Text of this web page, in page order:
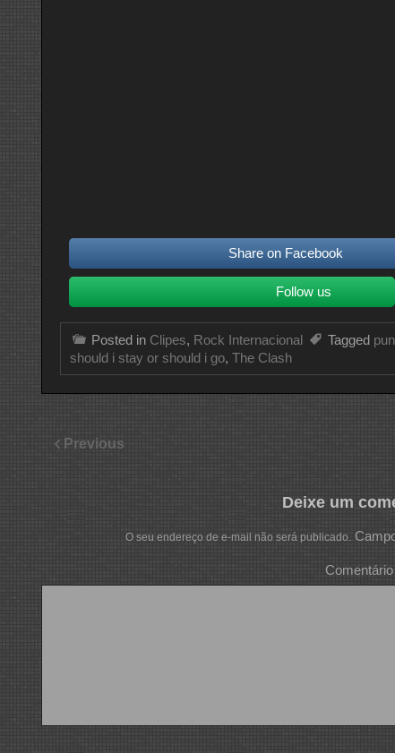
Share on Facebook
Follow us
Posted in Clipes, Rock Internacional Tagged
should i stay or should i go, The Clash
Previous
Deixe um
O seu endereço de e-mail não será publicado.
Comentário